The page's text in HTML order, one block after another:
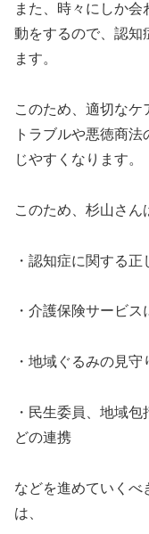
また、時々にしか
動をするので、認知
ます。
このため、適切な
トラブルや悪徳商
じやすくなります。
このため、杉山さん
・認知症に関する正
・介護保険サービ
・地域ぐるみの見守
・民生委員、地域
どの連携
などを進めていくべ
は、